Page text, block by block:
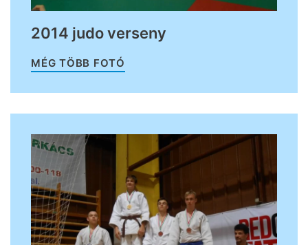
2014 judo verseny
MÉG TÖBB FOTÓ